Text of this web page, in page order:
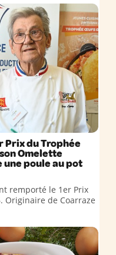
Prix du Trophée
Omelette
poule au pot
remporté le 1er Prix
Originaire de Coarraze